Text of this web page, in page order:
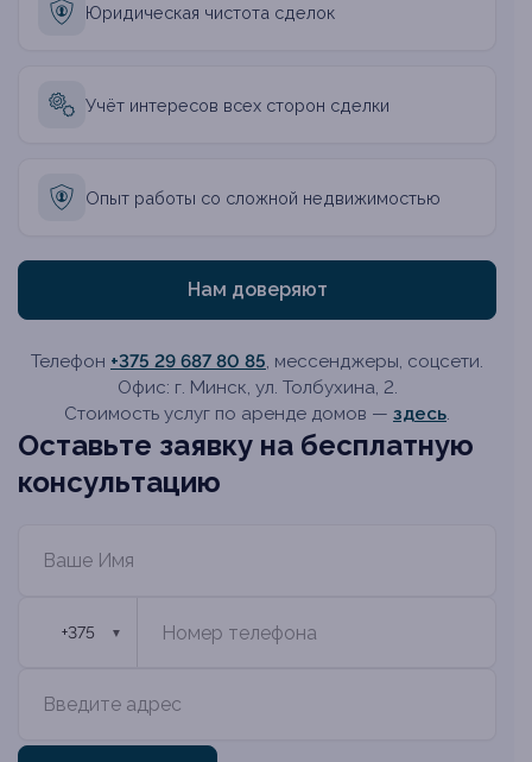
Юридическая чистота сделок
Учёт интересов всех сторон сделки
Опыт работы со сложной недвижимостью
Нам доверяют
Телефон +375 29 687 80 85, мессенджеры, соцсети.
Офис: г. Минск, ул. Толбухина, 2.
Стоимость услуг по аренде домов — здесь.
Оставьте заявку на бесплатную
консультацию
🇧🇾
+375 ▼